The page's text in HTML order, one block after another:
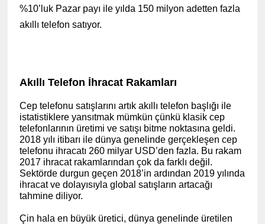
%10’luk Pazar payı ile yılda 150 milyon adetten fazla
akıllı telefon satıyor.
Akıllı Telefon İhracat Rakamları
Cep telefonu satışlarını artık akıllı telefon başlığı ile
istatistiklere yansıtmak mümkün çünkü klasik cep
telefonlarının üretimi ve satışı bitme noktasına geldi.
2018 yılı itibarı ile dünya genelinde gerçekleşen cep
telefonu ihracatı 260 milyar USD’den fazla. Bu rakam
2017 ihracat rakamlarından çok da farklı değil.
Sektörde durgun geçen 2018’in ardından 2019 yılında
ihracat ve dolayısıyla global satışların artacağı
tahmine diliyor.
Çin hala en büyük üretici, dünya genelinde üretilen